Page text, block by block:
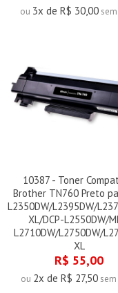
ou 3x de R$ 30,00sem
10387 - Toner
Brother TN760 Preto
L2350DW/L2395DW/
XL/DCP-L2550DW/
L2710DW/L2750DW/
XL
R$ 55,00
ou 2x de R$ 27,50sem